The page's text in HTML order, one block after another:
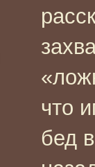
что
бед